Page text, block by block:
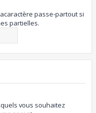
passe-partout si
partielles.
vous souhaitez